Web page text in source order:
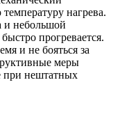
нагрева.
и небольшой
прогревается.
и не бояться за
меры
при нештатных